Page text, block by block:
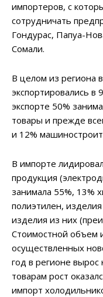
импортеров, с
сотрудничать
Гондурас, Папуа-
Сомали.
В целом из региона
экспортировались в
экспорте 50%
товары и прежде
и 12%
В импорте
продукция
занимала 55%, 13%
полиэтилен,
изделия из них
Стоимостной объем
осуществленных
год в регионе
товарам рост
импорт